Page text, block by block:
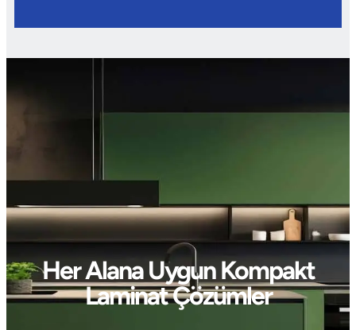
Her Alana Uygun Kompakt
Laminat Çözümler